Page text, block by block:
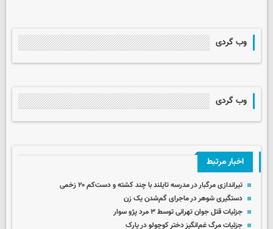
وب گردی
وب گردی
اخبار مرتبط
تیراندازی مرگبار در مدرسه‌ تایلند با چند کشته و دست‌کم ۲۰ زخمی
دستگیری شوهر در ماجرای گم‌شدن یک زن
جزئیات قتل جوان تهرانی توسط ۳ مرد پژو سوار
جزئیات مرگ غم‌انگیز دختر کوچولو در پارک